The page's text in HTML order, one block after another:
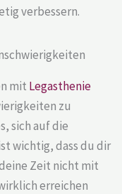
verbessern.
mit Legasthenie
zu
sich auf die
wichtig, dass du dir
Zeit nicht mit
erreichen